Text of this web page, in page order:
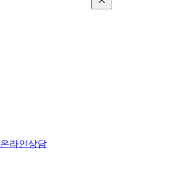
온라인상담